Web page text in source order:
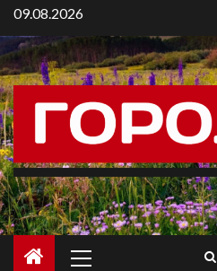
09.08.2026